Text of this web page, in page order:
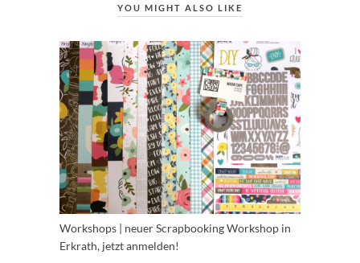
YOU MIGHT ALSO LIKE
Workshops | neuer Scrapbooking Workshop in
Erkrath, jetzt anmelden!